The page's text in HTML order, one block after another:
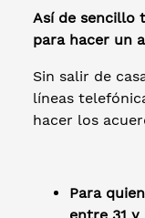
Así de sencillo
para hacer un
Sin salir de
líneas
hacer los
Para